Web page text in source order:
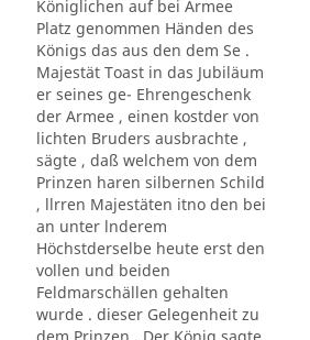
Königlichen auf bei Armee
Platz genommen Händen des
Königs das aus den dem Se .
Majestät Toast in das Jubiläum
er seines ge- Ehrengeschenk
der Armee , einen kostder von
lichten Bruders ausbrachte ,
sägte , daß welchem von dem
Prinzen haren silbernen Schild
, llrren Majestäten itno den bei
an unter lnderem
Höchstderselbe heute erst den
vollen und beiden
Feldmarschällen gehalten
wurde . dieser Gelegenheit zu